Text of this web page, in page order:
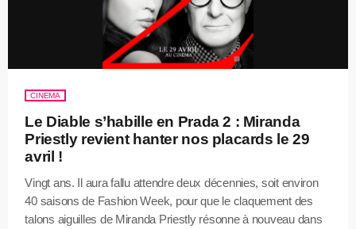
CINEMA
Le Diable s’habille en Prada 2 : Miranda
Priestly revient hanter nos placards le 29
avril !
Vingt ans. Il aura fallu attendre deux décennies, soit environ
40 saisons de Fashion Week, pour que le claquement des
talons aiguilles de Miranda Priestly résonne à nouveau dans